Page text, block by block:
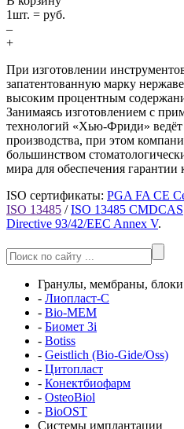
1шт. = руб.
–
+
При изготовлении
запатентованную марку
высоким процентным
Занимаясь изготовлением с
технологий «Хью-Фриди»
производства, при этом
большинством
мира для обеспечения гарантии
ISO сертификаты: PGA FA CE
ISO 13485 /ISO 13485 CMDCAS
Directive 93/42/EEC Annex V.
Гранулы, мембраны, блоки
- Лиопласт-С
- Bio-MEM
- Биомет 3i
- Botiss
- Geistlich (Bio-Gide/Oss)
- Цитопласт
- Конектбиофарм
- OsteoBiol
- BioOST
Системы имплантации